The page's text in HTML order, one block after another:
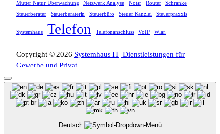
Mutter Natur Überwachung Netzwerk Analyse Notar Router
Schranke
Steuerberater
Steuerberaterin Steuerbüro Steuer Kanzlei Steuerpraxxis
Systemhaus Telefon Telefonanschluss VoIP Wlan
Copyright © 2026 Systemhaus IT| Dienstleistungen für
Gewerbe und Privat
Deutsch